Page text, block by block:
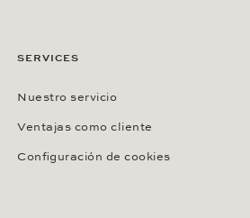
SERVICES
Nuestro servicio
Ventajas como cliente
Configuración de cookies